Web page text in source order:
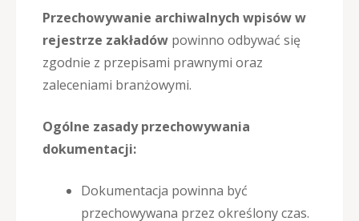
Przechowywanie archiwalnych wpisów w
rejestrze zakładów powinno odbywać się
zgodnie z przepisami prawnymi oraz
zaleceniami branżowymi.
Ogólne zasady przechowywania
dokumentacji:
Dokumentacja powinna być
przechowywana przez określony czas.